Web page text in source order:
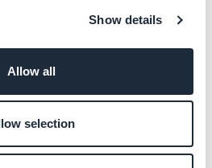
Show details
Allow all
selection
web